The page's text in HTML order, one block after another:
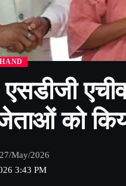
को
3:43 PM
May/2026